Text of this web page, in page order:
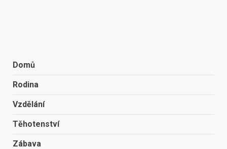
Domů
Rodina
Vzdělání
Těhotenství
Zábava